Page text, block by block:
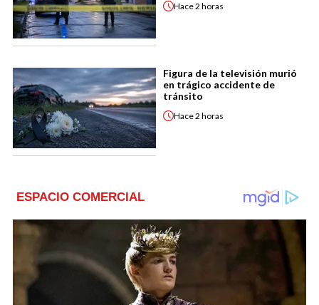
Hace2 horas
Figura de la televisión murió
en trágico accidente de
tránsito
Hace2 horas